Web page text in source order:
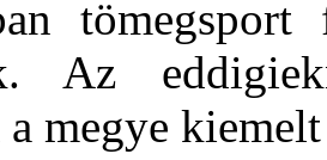
Az
a megye